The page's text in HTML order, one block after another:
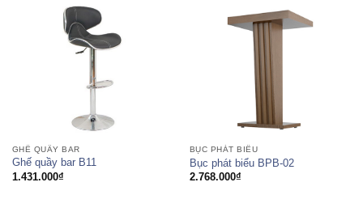
GHẾ QUẦY BAR
Ghế quầy bar B11
1.431.000₫
BỤC PHÁT BIỂU
Bục phát biểu BPB-02
2.768.000₫